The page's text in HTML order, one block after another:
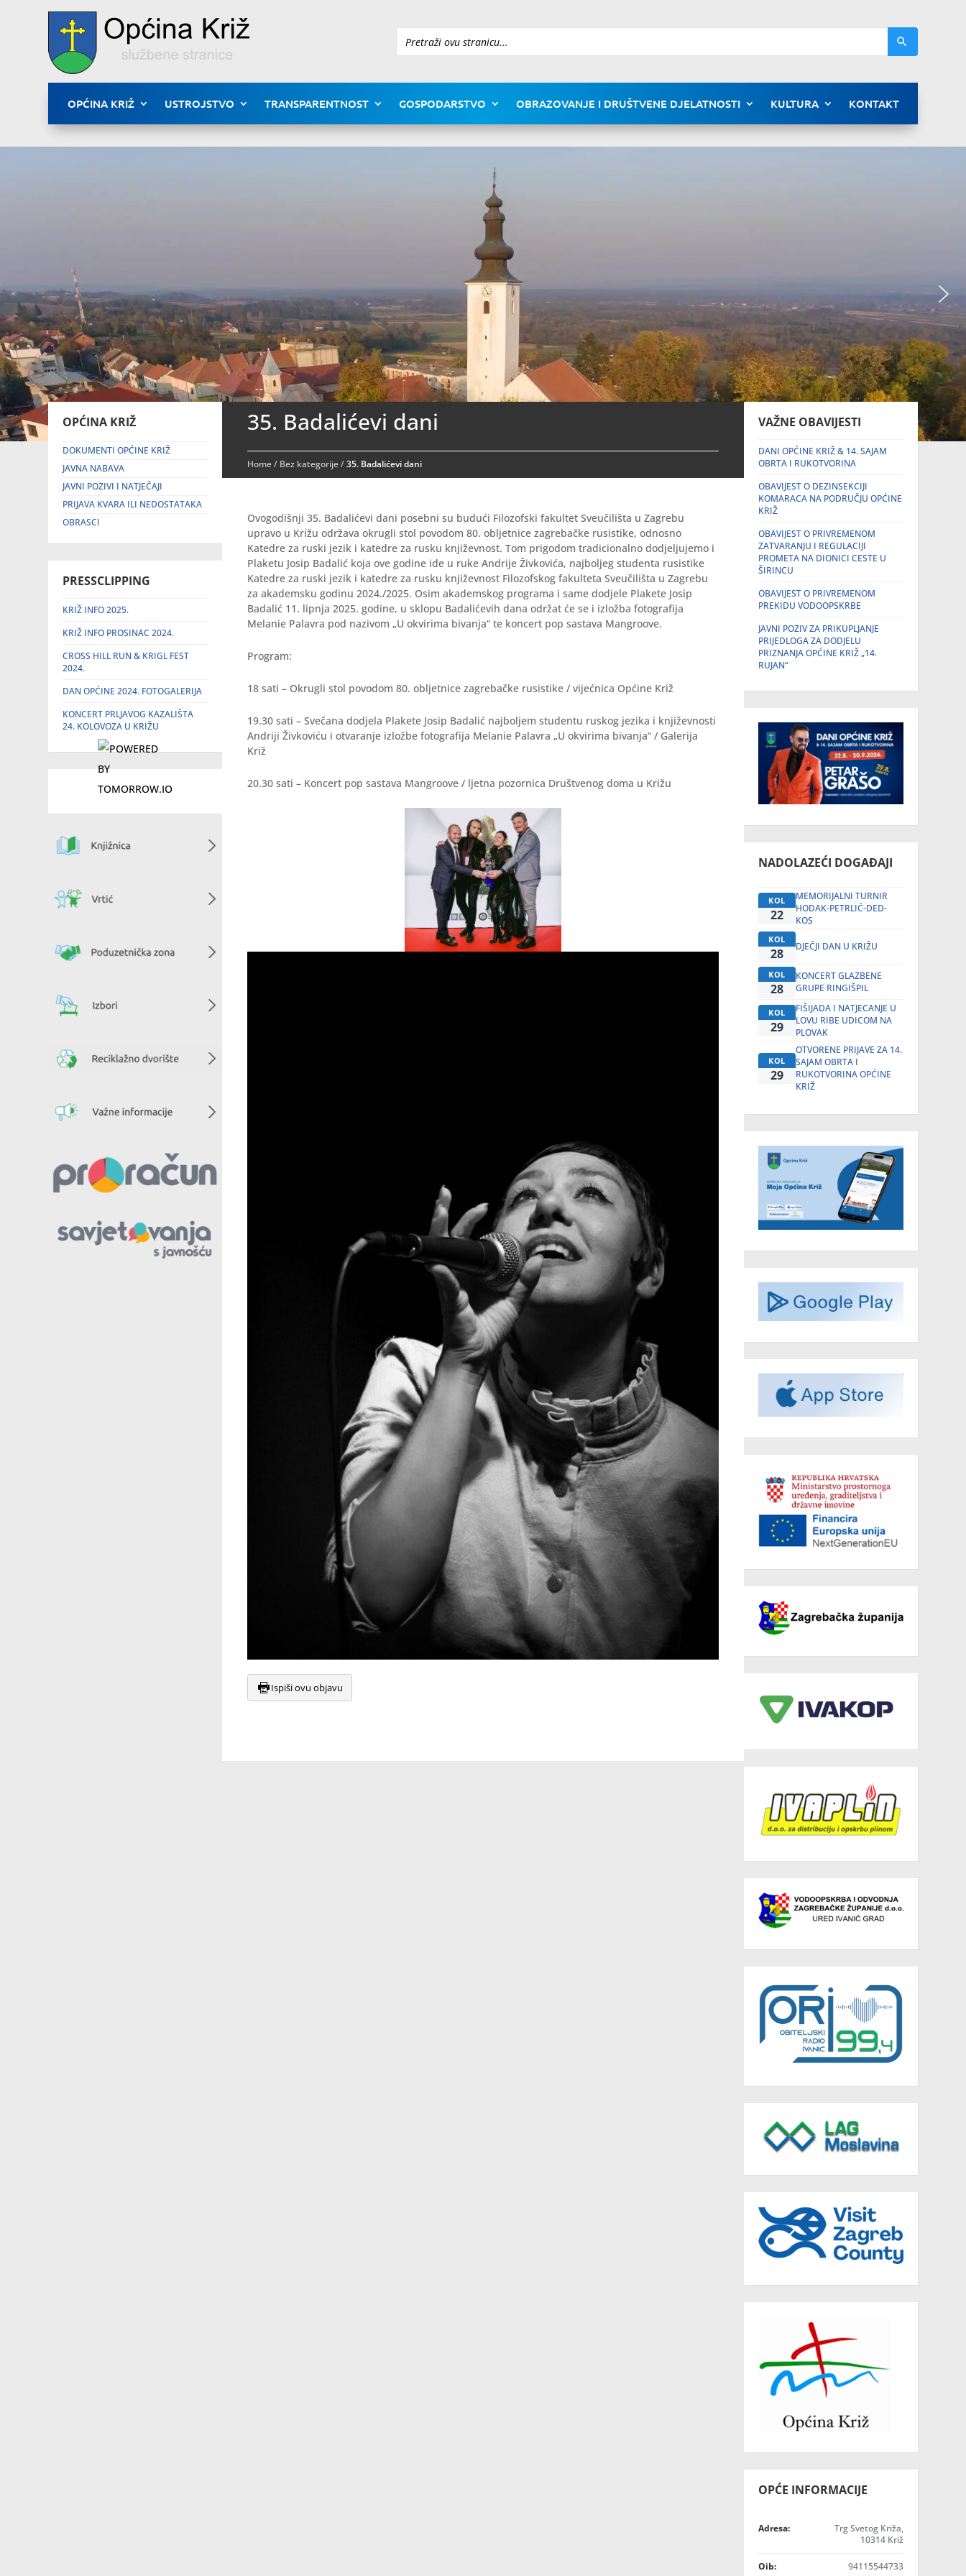
Pretraži
OPĆINA KRIŽ USTROJSTVO TRANSPARENTNOST GOSPODARSTVO OBRAZOVANJE I DRUŠTVENE DJELATNOSTI KULTURA KONTAKT
OPĆINA KRIŽ
DOKUMENTI OPĆINE KRIŽ
JAVNA NABAVA
JAVNI POZIVI I NATJEČAJI
PRIJAVA KVARA ILI NEDOSTATAKA
OBRASCI
PRESSCLIPPING
KRIŽ INFO 2025.
KRIŽ INFO PROSINAC 2024.
CROSS HILL RUN & KRIGL FEST
2024.
DAN OPĆINE 2024. FOTOGALERIJA
KONCERT PRLJAVOG KAZALIŠTA
24. KOLOVOZA U KRIŽU
35. Badalićevi dani
Home/ Bez kategorije/35. Badalićevi dani
Ovogodišnji 35. Badalićevi dani posebni su budući Filozofski fakultet Sveučilišta u Zagrebu
upravo u Križu održava okrugli stol povodom 80. obljetnice zagrebačke rusistike, odnosno
Katedre za ruski jezik i katedre za rusku književnost. Tom prigodom tradicionalno dodjeljujemo i
Plaketu Josip Badalić koja ove godine ide u ruke Andrije Živkovića, najboljeg studenta rusistike
Katedre za ruski jezik i katedre za rusku književnost Filozofskog fakulteta Sveučilišta u Zagrebu
za akademsku godinu 2024./2025. Osim akademskog programa i same dodjele Plakete Josip
Badalić 11. lipnja 2025. godine, u sklopu Badalićevih dana održat će se i izložba fotografija
Melanie Palavra pod nazivom „U okvirima bivanja“ te koncert pop sastava Mangroove.
Program:
18 sati – Okrugli stol povodom 80. obljetnice zagrebačke rusistike / vijećnica Općine Križ
19.30 sati – Svečana dodjela Plakete Josip Badalić najboljem studentu ruskog jezika i književnosti
Andriji Živkoviću i otvaranje izložbe fotografija Melanie Palavra „U okvirima bivanja“ / Galerija
Križ
20.30 sati – Koncert pop sastava Mangroove / ljetna pozornica Društvenog doma u Križu
Ispiši ovu objavu
VAŽNE OBAVIJESTI
DANI OPĆINE KRIŽ & 14. SAJAM
OBRTA I RUKOTVORINA
OBAVIJEST O DEZINSEKCIJI
KOMARACA NA PODRUČJU OPĆINE
KRIŽ
OBAVIJEST O PRIVREMENOM
ZATVARANJU I REGULACIJI
PROMETA NA DIONICI CESTE U
ŠIRINCU
OBAVIJEST O PRIVREMENOM
PREKIDU VODOOPSKRBE
JAVNI POZIV ZA PRIKUPLJANJE
PRIJEDLOGA ZA DODJELU
PRIZNANJA OPĆINE KRIŽ „14.
RUJAN“
NADOLAZEĆI DOGAĐAJI
KOL
22
MEMORIJALNI TURNIR
HODAK-PETRLIĆ-DED-
KOS
KOL
28 DJEČJI DAN U KRIŽU
KOL
28
KONCERT GLAZBENE
GRUPE RINGIŠPIL
KOL
29
FIŠIJADA I NATJECANJE U
LOVU RIBE UDICOM NA
PLOVAK
KOL
29
OTVORENE PRIJAVE ZA 14.
SAJAM OBRTA I
RUKOTVORINA OPĆINE
KRIŽ
OPĆE INFORMACIJE
Adresa:
Trg Svetog Križa,
10314 Križ
Oib: 94115544733